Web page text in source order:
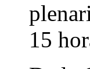
15